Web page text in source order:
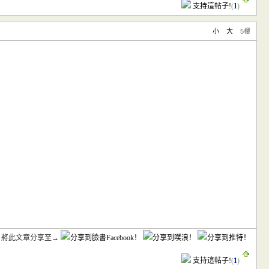
支持這帖子!(1)
小 大 5樓
將此文章分享至→
支持這帖子!(1)